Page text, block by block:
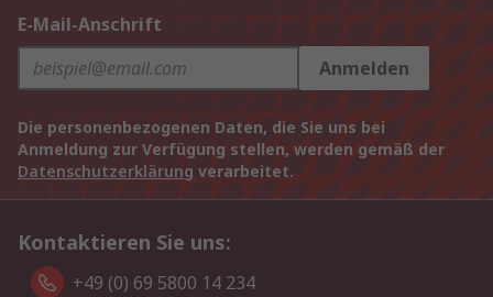
E-Mail-Anschrift
Anmelden
Die personenbezogenen Daten, die Sie uns bei
Anmeldung zur Verfügung stellen, werden gemäß der
Datenschutzerklärung verarbeitet.
Kontaktieren Sie uns:
+49 (0) 69 5800 14 234